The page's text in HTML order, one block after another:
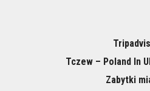
Tczew – Poland In
Zabytki